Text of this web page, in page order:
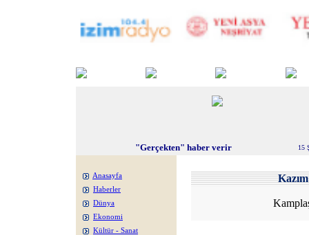
"Gerçekten" haber verir 15
Anasayfa
Haberler
Dünya
Ekonomi
Kültür - Sanat